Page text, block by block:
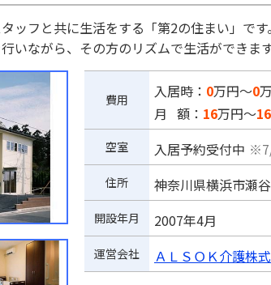
ッフと共に生活をする「第2の住まい」で
いながら、その方のリズムで生活ができます
費用 入居時： 0万円～0
月 額： 16万円～16
空室 入居予約受付中
住所 神奈川県横浜市瀬
開設年月 2007年4月
運営会社 ＡＬＳＯＫ介護株